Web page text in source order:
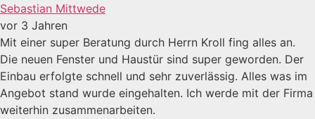
Sebastian Mittwede
vor 3 Jahren
Mit einer super Beratung durch Herrn Kroll fing alles an.
Die neuen Fenster und Haustür sind super geworden. Der
Einbau erfolgte schnell und sehr zuverlässig. Alles was im
Angebot stand wurde eingehalten. Ich werde mit der Firma
weiterhin zusammenarbeiten.